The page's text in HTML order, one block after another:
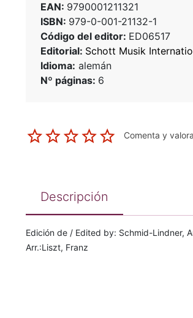
EAN: 9790001211321
ISBN: 979-0-001-21132-1
Código del editor: ED06517
Editorial: Schott Musik
Idioma: alemán
Nº páginas: 6
Comenta y
Descripción
Edición de / Edited by: Schmid-Lindner,
Arr.:Liszt, Franz